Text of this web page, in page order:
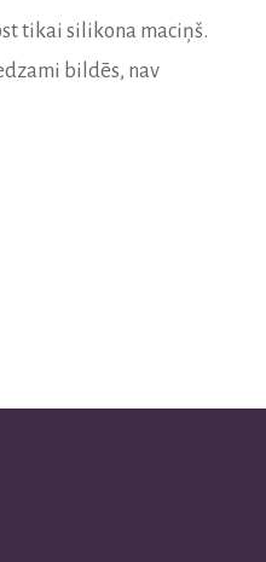
tikai silikona maciņš.
bildēs, nav